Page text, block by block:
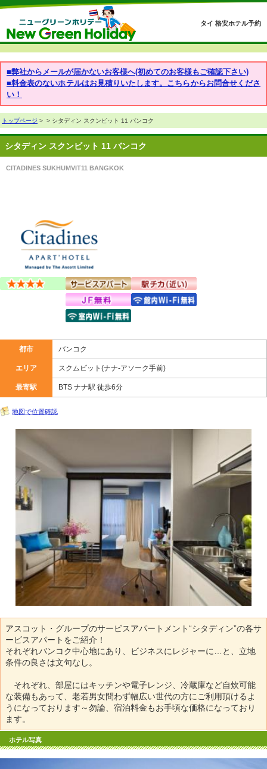
タイ 格安ホテル予約
■弊社からメールが届かないお客様へ(初めてのお客様もご確認下さい)
■料金表のないホテルはお見積りいたします。こちらからお問合せくださ
い！
トップページ > > シタディン スクンビット 11 バンコク
シタディン スクンビット 11 バンコク
CITADINES SUKHUMVIT11 BANGKOK
都市 バンコク
エリア スクムビット(ナナ-アソーク手前)
最寄駅 BTS ナナ駅 徒歩6分
地図で位置確認
アスコット・グループのサービスアパートメント“シタディン”の各サ
ービスアパートをご紹介！
それぞれバンコク中心地にあり、ビジネスにレジャーに…と、立地
条件の良さは文句なし。
それぞれ、部屋にはキッチンや電子レンジ、冷蔵庫など自炊可能
な装備もあって、老若男女問わず幅広い世代の方にご利用頂けるよ
うになっております～勿論、宿泊料金もお手頃な価格になっており
ます。
ホテル写真